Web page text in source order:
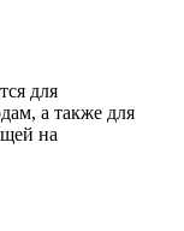
для
а также для
на